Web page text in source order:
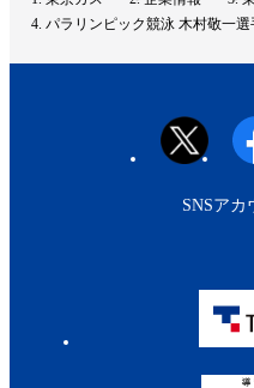
パラリンピック競泳 木村敬一
SNSアカ